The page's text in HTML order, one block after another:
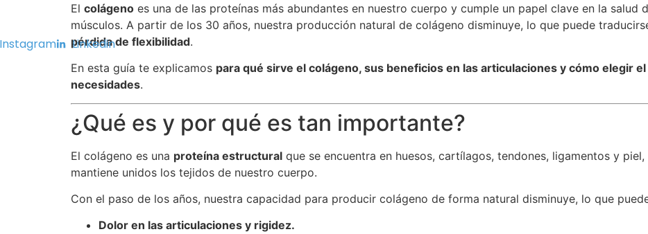
Instagram Linkedin
El colágeno es una de las proteínas más abundantes en nuestro cuerpo y cumple un papel clave en la salud
músculos. A partir de los 30 años, nuestra producción natural de colágeno disminuye, lo que puede
pérdida de flexibilidad.
En esta guía te explicamos para qué sirve el colágeno, sus beneficios en las articulaciones y cómo elegir
necesidades.
¿Qué es y por qué es tan importante?
El colágeno es una proteína estructural que se encuentra en huesos, cartílagos, tendones, ligamentos y
mantiene unidos los tejidos de nuestro cuerpo.
Con el paso de los años, nuestra capacidad para producir colágeno de forma natural disminuye, lo que
Dolor en las articulaciones y rigidez.